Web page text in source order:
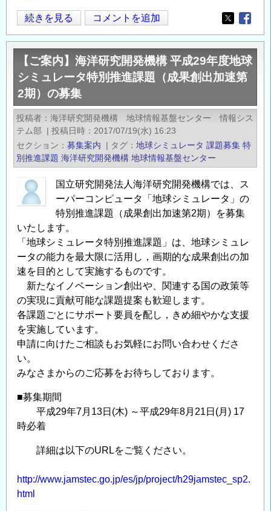
【ご
案
内】
海
洋
研
究
開
機
構
平
成
年
度
地
球
シ
ミ
ュ
レ
ー
タ
特
別
進
果
続きを見る コメントを追加
Opens in
【ご案内】海洋研究開発機構 平成29年度地球
シミュレータ特別推進課題（成果創出加速第
2期）の募集
投稿者
海洋研究開発機構 地球情報基盤センター 情報シス
テム部
| 投稿日時
2017/07/19(水) 16:23
セクション
募集案内 | タグ 地球シミュレータ 課題募集 特
別推進課題 海洋研究開発機構 地球情報基盤センター
国立研究開発法人海洋研究開発機構では、ス
ーパーコンピュータ「地球シミュレータ」の
特別推進課題（成果創出加速第2期）を募集
いたします。
「地球シミュレータ特別推進課題」は、地球シミュレ
ータの能力を最大限に活用し，画期的な成果創出の加
速を目的として実施するものです。
新たなイノベーション創出や、関連する国の政策等
の実現に貢献可能な課題提案も歓迎します。
各課題ごとにサポート要員を配し，きめ細やかな支援
を実施しています。
申請に向けたご相談もお気軽にお問い合わせくださ
い。
みなさまからのご応募をお待ちしております。
■募集期間
平成29年7月13日(木) ～平成29年8月21日(月) 17
時必着
詳細は以下のURLをご覧ください。
http://www.jamstec.go.jp/es/jp/project/h29jamstec_sp2.
html